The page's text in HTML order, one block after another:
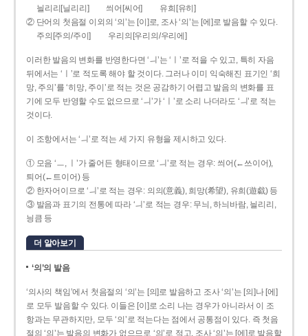
늴리리[닐리리]
씌어[씨어]
유희[유히]
② 단어의 첫음절 이외의 ‘의’는 [이]로, 조사 ‘의’는 [에]로 발음할 수 있다.
주의[주의/주이]
우리의[우리의/우리에]
이러한 발음의 변화를 반영한다면 ‘ㅢ’는 ‘ㅣ’로 적을 수 있고, 특히 자음
뒤에서는 ‘ㅣ’로 적도록 해야 할 것이다. 그러나 이미 익숙해진 표기인 ‘희
망, 주의’를 ‘히망, 주이’로 적는 것은 공감하기 어렵고 발음의 변화를 표
기에 모두 반영할 수도 없으므로 ‘ㅢ’가 ‘ㅣ’로 소리 나더라도 ‘ㅢ’로 적는
것이다.
이 조항에서는 ‘ㅢ’로 적는 세 가지 유형을 제시하고 있다.
① 모음 ‘ㅡ, ㅣ’가 줄어든 형태이므로 ‘ㅢ’로 적는 경우: 씌어(←쓰이어),
틔어(←트이어) 등
② 한자어이므로 ‘ㅢ’로 적는 경우: 의의(意義), 희망(希望), 유희(遊戱) 등
③ 발음과 표기의 전통에 따라 ‘ㅢ’로 적는 경우: 무늬, 하늬바람, 늴리리,
닁큼 등
더 알아보기
‘의’의 발음
‘의사의 책임’에서 첫음절의 ‘의’는 [의]로 발음하고 조사 ‘의’는 [의]나 [에]
로 모두 발음할 수 있다. 이들은 [이]로 소리 나는 경우가 아니라서 이 조
항과는 무관하지만, 모두 ‘의’로 적는다는 점에서 공통점이 있다. 즉 첫음
절의 ‘의’는 발음의 변화가 없으므로 ‘의’로 적고, 조사 ‘의’는 [에]로 발음할